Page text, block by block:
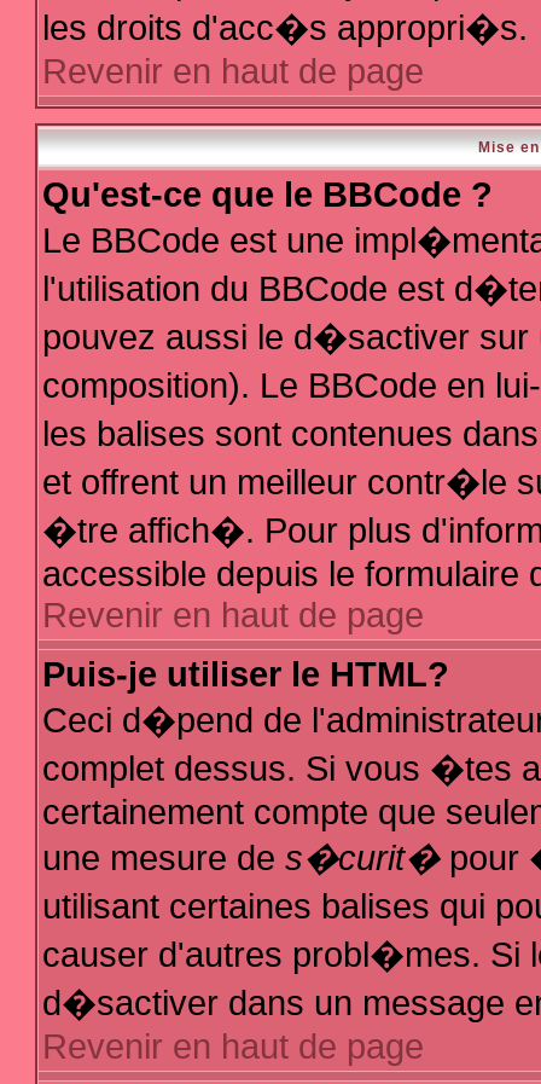
les droits d'acc�s appropri�s.
Revenir en haut de page
Mise
Qu'est-ce que le BBCode ?
Le BBCode est une
l'utilisation du BBCode est
pouvez aussi le d�sactiver sur
composition). Le BBCode en
les balises sont contenues
et offrent un meilleur contr�le
�tre affich�. Pour plus
accessible depuis le formulaire
Revenir en haut de page
Puis-je utiliser le HTML?
Ceci d�pend de
complet dessus. Si vous �tes
certainement compte que
une mesure de s�curit�pour
utilisant certaines balises qui
causer d'autres probl�mes. Si
d�sactiver dans un message
Revenir en haut de page